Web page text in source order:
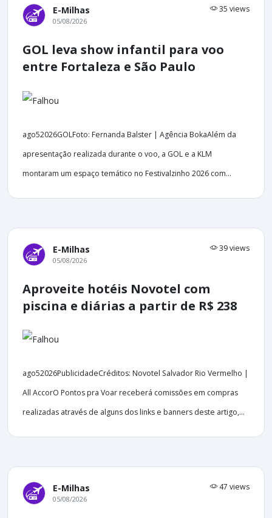
E-Milhas 35 views
05/08/2026
GOL leva show infantil para voo
entre Fortaleza e São Paulo
ago52026GOLFoto: Fernanda Balster | Agência BokaAlém da
apresentação realizada durante o voo, a GOL e a KLM
montaram um espaço temático no Festivalzinho 2026 com...
E-Milhas 39 views
05/08/2026
Aproveite hotéis Novotel com
piscina e diárias a partir de R$ 238
ago52026PublicidadeCréditos: Novotel Salvador Rio Vermelho |
All AccorO Pontos pra Voar receberá comissões em compras
realizadas através de alguns dos links e banners deste artigo,...
E-Milhas 47 views
05/08/2026